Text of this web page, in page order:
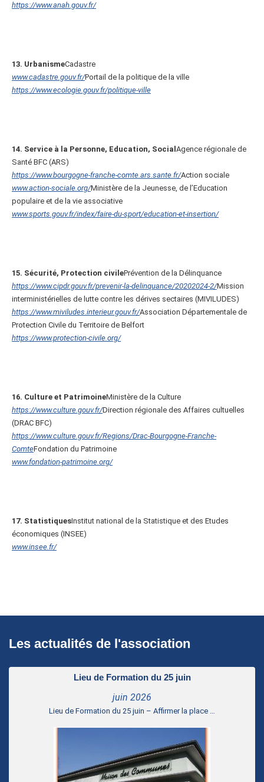
https://www.anah.gouv.fr/
13. UrbanismeCadastre
www.cadastre.gouv.fr/Portail de la politique de la ville
https://www.ecologie.gouv.fr/politique-ville
14. Service à la Personne, Education, Social Agence régionale de
Santé BFC (ARS)
https://www.bourgogne-franche-comte.ars.sante.fr/Action sociale
www.action-sociale.org/Ministère de la Jeunesse, de l’Education
populaire et de la vie associative
www.sports.gouv.fr/index/faire-du-sport/education-et-insertion/
15. Sécurité, Protection civilePrévention de la Délinquance
https://www.cipdr.gouv.fr/prevenir-la-delinquance/20202024-2/Mission
interministérielles de lutte contre les dérives sectaires (MIVILUDES)
https://www.miviludes.interieur.gouv.fr/Association Départementale de
Protection Civile du Territoire de Belfort
https://www.protection-civile.org/
16. Culture et PatrimoineMinistère de la Culture
https://www.culture.gouv.fr/Direction régionale des Affaires cultuelles
(DRAC BFC)
https://www.culture.gouv.fr/Regions/Drac-Bourgogne-Franche-
ComteFondation du Patrimoine
www.fondation-patrimoine.org/
17. StatistiquesInstitut national de la Statistique et des Etudes
économiques (INSEE)
www.insee.fr/
Les actualités de l'association
Lieu de Formation du 25 juin
juin 2026
Lieu de Formation du 25 juin – Affirmer la place …